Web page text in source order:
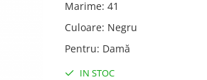
Marime: 41
Culoare: Negru
Pentru: Damă
IN STOC